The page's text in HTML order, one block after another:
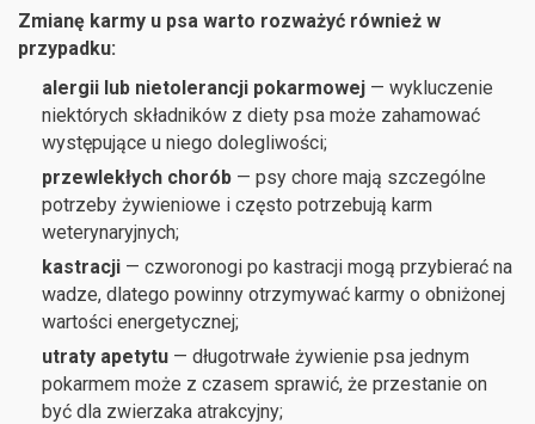
Zmianę karmy u psa warto rozważyć również w
przypadku:
alergii lub nietolerancji pokarmowej — wykluczenie
niektórych składników z diety psa może zahamować
występujące u niego dolegliwości;
przewlekłych chorób — psy chore mają szczególne
potrzeby żywieniowe i często potrzebują karm
weterynaryjnych;
kastracji — czworonogi po kastracji mogą przybierać na
wadze, dlatego powinny otrzymywać karmy o obniżonej
wartości energetycznej;
utraty apetytu — długotrwałe żywienie psa jednym
pokarmem może z czasem sprawić, że przestanie on
być dla zwierzaka atrakcyjny;